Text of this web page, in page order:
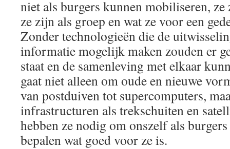
niet als burgers kunnen mobiliseren,
ze zijn als groep en wat ze voor een
Zonder technologieën die de
informatie mogelijk maken zouden er
staat en de samenleving met elkaar
gaat niet alleen om oude en nieuwe
van postduiven tot supercomputers,
infrastructuren als trekschuiten en
hebben ze nodig om onszelf als
bepalen wat goed voor ze is.